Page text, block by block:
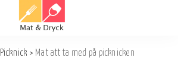
Picknick > Mat att ta med på picknicken